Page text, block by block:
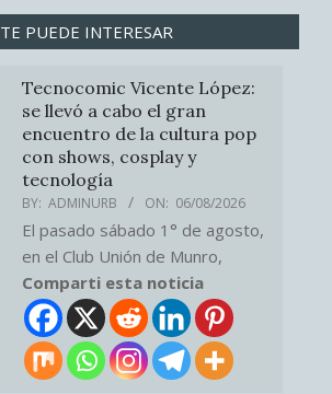
TE PUEDE INTERESAR
Tecnocomic Vicente López:
se llevó a cabo el gran
encuentro de la cultura pop
con shows, cosplay y
tecnología
BY: ADMINURB ON: 06/08/2026
El pasado sábado 1° de agosto,
en el Club Unión de Munro,
Comparti esta noticia